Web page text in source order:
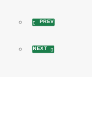
PREV
NEXT